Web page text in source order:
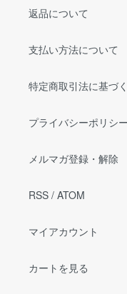
返品について
支払い方法について
特定商取引法に基づ
プライバシーポリシー
メルマガ登録・解除
RSS / ATOM
マイアカウント
カートを見る